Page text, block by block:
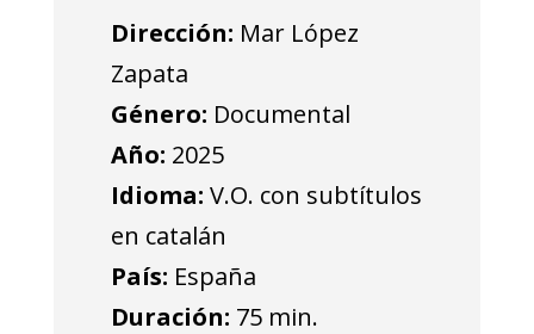
Dirección: Mar López
Zapata
Género: Documental
Año: 2025
Idioma: V.O. con subtítulos
en catalán
País: España
Duración: 75 min.